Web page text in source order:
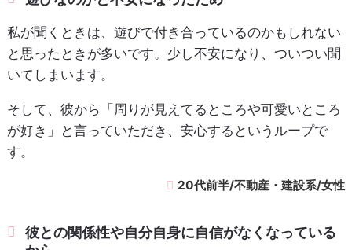
私が聞くときは、遊びで付き合っているのかもしれない
と思ったときが多いです。少し不安になり、ついつい聞
いてしまいます。
そして、彼から「周りが見えてるところや可愛いところ
が好き」と言っていただき、安心するというループで
す。
20代前半/不動産・建設系/女性
彼との関係性や自分自身に自信がなくなっている